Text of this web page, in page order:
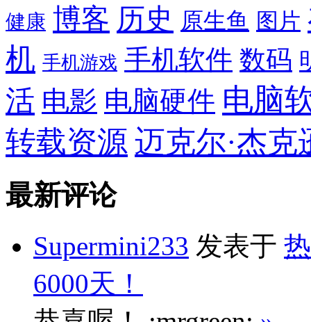
健康 博客 历史 原生鱼 图片
机 手机游戏 手机软件 数码
活 电影 电脑硬件 电脑
转载资源 迈克尔·杰克
最新评论
Supermini233 发表于
6000天！